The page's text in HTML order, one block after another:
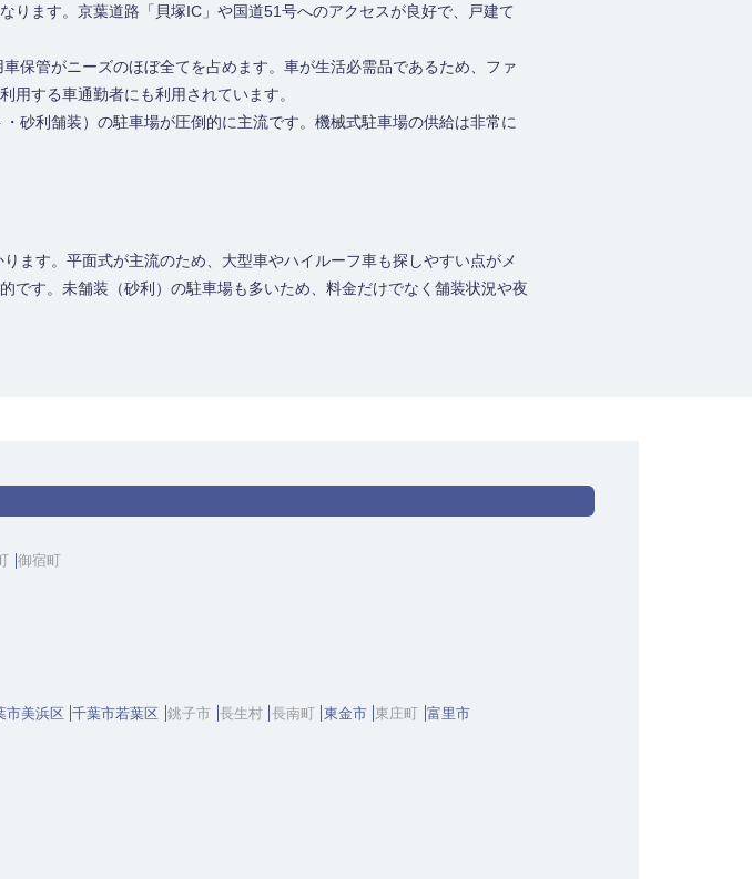
ります。京葉道路「貝塚IC」や国道51号へのアクセスが良好で、戸建て
保管がニーズのほぼ全てを占めます。車が生活必需品であるため、ファ
用する車通勤者にも利用されています。
砂利舗装）の駐車場が圧倒的に主流です。機械式駐車場の供給は非常に
ます。平面式が主流のため、大型車やハイルーフ車も探しやすい点がメ
です。未舗装（砂利）の駐車場も多いため、料金だけでなく舗装状況や夜
御宿町
市美浜区 千葉市若葉区 銚子市 長生村 長南町 東金市 東庄町 富里市